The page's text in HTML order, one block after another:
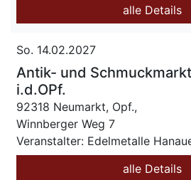
alle Details
So. 14.02.2027
Antik- und
i.d.OPf.
92318 Neumarkt, Opf.,
Winnberger Weg 7
Veranstalter: Edelmetalle
alle Details